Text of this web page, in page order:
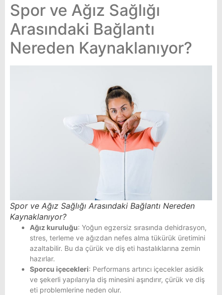
Spor ve Ağız Sağlığı
Arasındaki Bağlantı
Nereden Kaynaklanıyor?
Spor ve Ağız Sağlığı Arasındaki Bağlantı Nereden
Kaynaklanıyor?
Ağız kuruluğu: Yoğun egzersiz sırasında dehidrasyon,
stres, terleme ve ağızdan nefes alma tükürük üretimini
azaltabilir. Bu da çürük ve diş eti hastalıklarına zemin
hazırlar.
Sporcu içecekleri: Performans artırıcı içecekler asidik
ve şekerli yapılarıyla diş minesini aşındırır, çürük ve diş
eti problemlerine neden olur.